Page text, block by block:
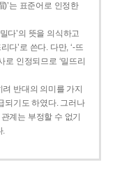
)’는 표준어로 인정한
다’의 뜻을 의식하고
다’로 쓴다. 다만, ‘-뜨
로 인정되므로 ‘밀뜨리
반대의 의미를 가지
되기도 하였다. 그러나
계는 부정할 수 없기
.